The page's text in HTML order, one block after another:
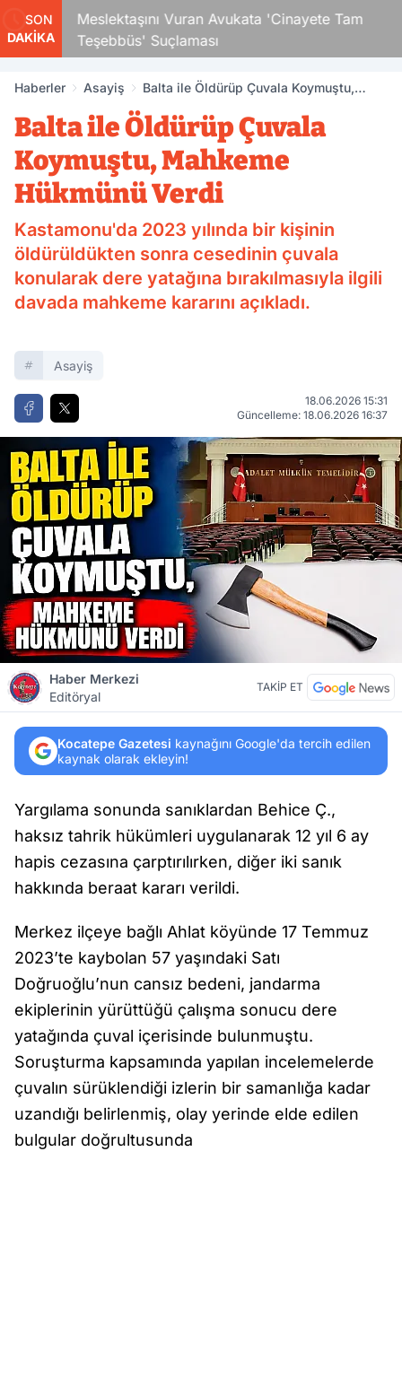
SON
DAKİKA
Meslektaşını Vuran Avukata 'Cinayete Tam
Teşebbüs' Suçlaması
Haberler Asayiş
Balta ile Öldürüp Çuvala Koymuştu,
Balta ile Öldürüp Çuvala
Koymuştu, Mahkeme
Hükmünü Verdi
Kastamonu'da 2023 yılında bir kişinin
öldürüldükten sonra cesedinin çuvala
konularak dere yatağına bırakılmasıyla ilgili
davada mahkeme kararını açıkladı.
Asayiş
18.06.2026 15:31
Güncelleme: 18.06.2026 16:37
Haber Merkezi
Editöryal
TAKİP ET
Kocatepe Gazetesi kaynağını Google'da tercih edilen
kaynak olarak ekleyin!
Yargılama sonunda sanıklardan Behice Ç.,
haksız tahrik hükümleri uygulanarak 12 yıl 6 ay
hapis cezasına çarptırılırken, diğer iki sanık
hakkında beraat kararı verildi.
Merkez ilçeye bağlı Ahlat köyünde 17 Temmuz
2023’te kaybolan 57 yaşındaki Satı
Doğruoğlu’nun cansız bedeni, jandarma
ekiplerinin yürüttüğü çalışma sonucu dere
yatağında çuval içerisinde bulunmuştu.
Soruşturma kapsamında yapılan incelemelerde
çuvalın sürüklendiği izlerin bir samanlığa kadar
uzandığı belirlenmiş, olay yerinde elde edilen
bulgular doğrultusunda